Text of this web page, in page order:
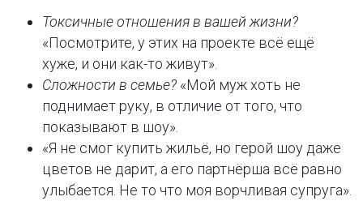
Токсичные отношения в вашей жизни?
«Посмотрите, у этих на проекте всё ещё
хуже, и они как-то живут».
Сложности в семье? «Мой муж хоть не
поднимает руку, в отличие от того, что
показывают в шоу».
«Я не смог купить жильё, но герой шоу даже
цветов не дарит, а его партнёрша всё равно
улыбается. Не то что моя ворчливая супруга».